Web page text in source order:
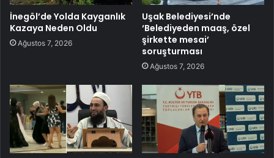
İnegöl’de Yolda Kayganlık
Kazaya Neden Oldu
Ağustos 7, 2026
Uşak Belediyesi’nde
‘Belediyeden maaş, özel
şirkette mesai’
soruşturması
Ağustos 7, 2026